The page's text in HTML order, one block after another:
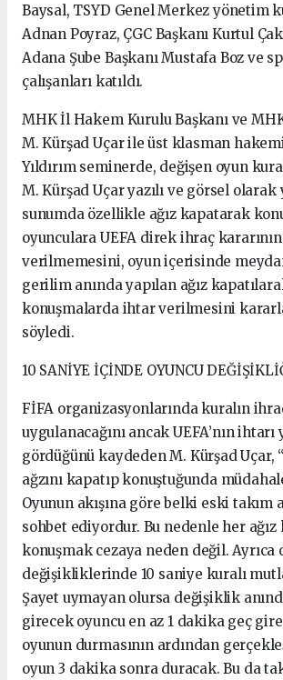
Baysal, TSYD Genel Merkez yönetim
Adnan Poyraz, ÇGC Başkanı Kurtul
Adana Şube Başkanı Mustafa Boz ve
çalışanları katıldı.
MHK İl Hakem Kurulu Başkanı ve
M. Kürşad Uçar ile üst klasman
Yıldırım seminerde, değişen oyun
M. Kürşad Uçar yazılı ve görsel olarak
sunumda özellikle ağız kapatarak
oyunculara UEFA direk ihraç kararının
verilmemesini, oyun içerisinde
gerilim anında yapılan ağız
konuşmalarda ihtar verilmesini
söyledi.
10 SANİYE İÇİNDE OYUNCU
FİFA organizasyonlarında kuralın
uygulanacağını ancak UEFA’nın
gördüğünü kaydeden M. Kürşad Uçar,
ağzını kapatıp konuştuğunda
Oyunun akışına göre belki eski takım
sohbet ediyordur. Bu nedenle her ağız
konuşmak cezaya neden değil. Ayrıca
değişikliklerinde 10 saniye kuralı
Şayet uymayan olursa değişiklik
girecek oyuncu en az 1 dakika geç
oyunun durmasının ardından
oyun 3 dakika sonra duracak. Bu da